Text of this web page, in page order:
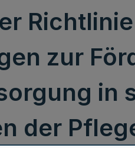
zur
in
der